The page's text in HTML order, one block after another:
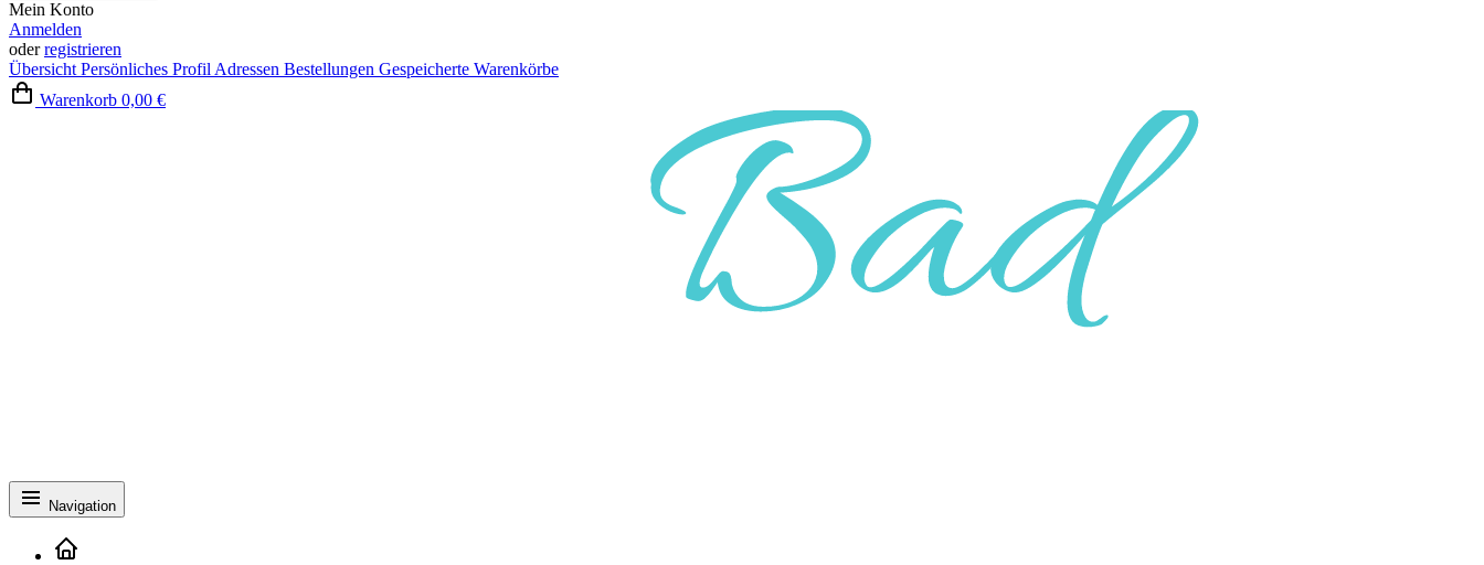
Mein Konto
Anmelden
oderregistrieren
Übersicht Persönliches Profil Adressen Bestellungen Gespeicherte Warenkörbe
Warenkorb 0,00 €
Navigation